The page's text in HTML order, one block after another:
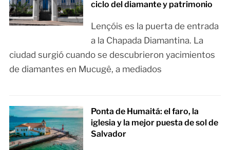
ciclo del diamante y patrimonio
Lençóis es la puerta de entrada
a la Chapada Diamantina. La
ciudad surgió cuando se descubrieron yacimientos
de diamantes en Mucugê, a mediados
Ponta de Humaitá: el faro, la
iglesia y la mejor puesta de sol de
Salvador